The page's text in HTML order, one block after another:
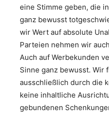
eine Stimme geben, die
ganz bewusst
wir Wert auf absolute
Parteien nehmen wir
Auch auf Werbekunden
Sinne ganz bewusst. Wir
ausschließlich durch die
keine inhaltliche
gebundenen